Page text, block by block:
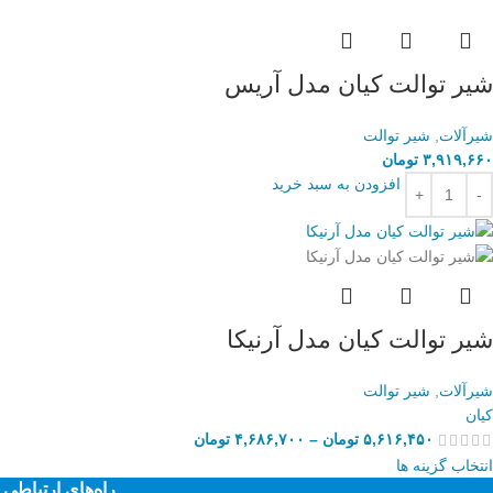
شیر توالت کیان مدل آریس
شیرآلات
شیر توالت
۳,۹۱۹,۶۶۰ تومان
افزودن به سبد خرید
شیر توالت کیان مدل آرنیکا
شیرآلات, شیر توالت
کیان
۵,۶۱۶,۴۵۰ تومان – ۴,۶۸۶,۷۰۰ تومان
انتخاب گزینه ها
راه‌های ارتباطی